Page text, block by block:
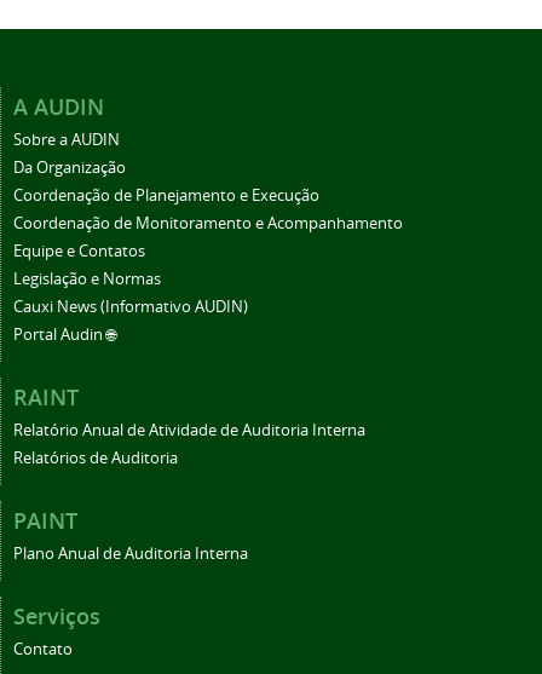
A AUDIN
Sobre a AUDIN
Da Organização
Coordenação de Planejamento e Execução
Coordenação de Monitoramento e Acompanhamento
Equipe e Contatos
Legislação e Normas
Cauxi News (Informativo AUDIN)
Portal Audin 🌐
RAINT
Relatório Anual de Atividade de Auditoria Interna
Relatórios de Auditoria
PAINT
Plano Anual de Auditoria Interna
Serviços
Contato